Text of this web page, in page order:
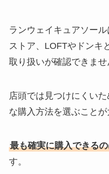
ランウェイキュアソー
ストア、LOFTやドンキ
取り扱いが確認できませ
店頭では見つけにくい
な購入方法を選ぶことが
最も確実に購入できる
す。